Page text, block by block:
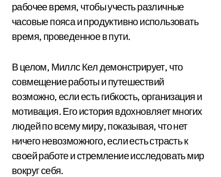
рабочее время, чтобы учесть различные
часовые пояса и продуктивно использовать
время, проведенное в пути.
В целом, Миллс Кел демонстрирует, что
совмещение работы и путешествий
возможно, если есть гибкость, организация и
мотивация. Его история вдохновляет многих
людей по всему миру, показывая, что нет
ничего невозможного, если есть страсть к
своей работе и стремление исследовать мир
вокруг себя.